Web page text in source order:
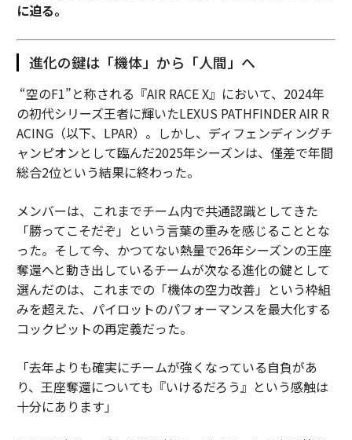
に迫る。
進化の鍵は「機体」から「人間」へ
“空のF1”と称される『AIR RACE X』において、2024年
の初代シリーズ王者に輝いたLEXUS PATHFINDER AIR R
ACING（以下、LPAR）。しかし、ディフェンディングチ
ャンピオンとして臨んだ2025年シーズンは、僅差で年間
総合2位という結果に終わった。
メンバーは、これまでチーム内で共通認識としてきた
「勝ってこそだぞ」という言葉の重みを感じることとな
った。そして今、かつてない熱量で26年シーズンの王座
奪還へと動き出しているチームが次なる進化の鍵として
選んだのは、これまでの「機体の空力改善」という枠組
みを超えた、パイロットのパフォーマンスを最大化する
コックピットの再定義だった。
「去年よりも確実にチームが強くなっている自負があ
り、王座奪還についても『いけるだろう』という感触は
十分にあります」